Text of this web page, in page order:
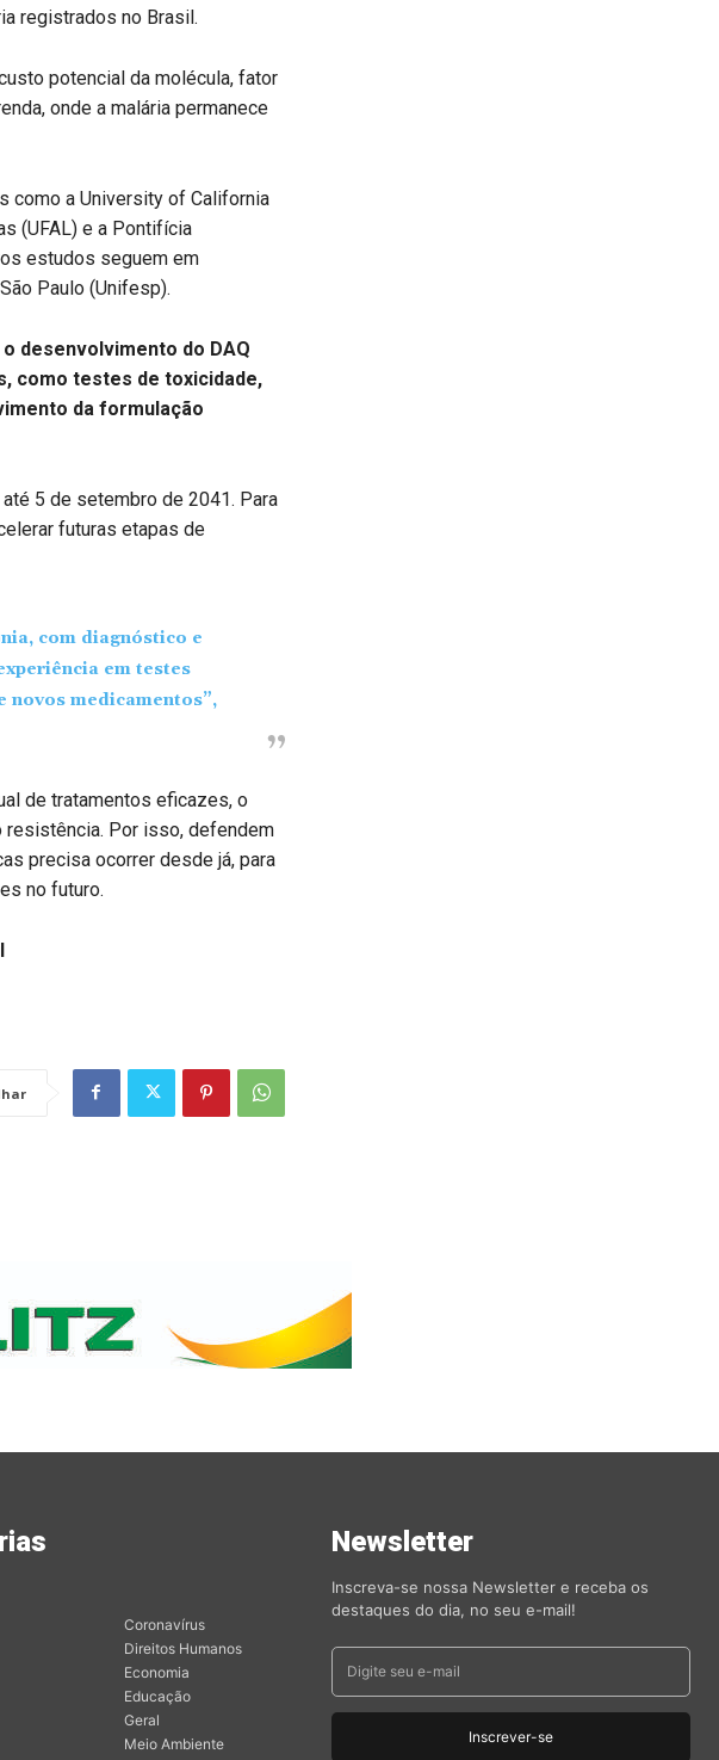
registrados no Brasil.
potencial da molécula, fator
onde a malária permanece
como a University of California
(UFAL) e a Pontifícia
estudos seguem em
Paulo (Unifesp).
desenvolvimento do DAQ
como testes de toxicidade,
da formulação
5 de setembro de 2041. Para
futuras etapas de
com diagnóstico e
em testes
novos medicamentos”,
de tratamentos eficazes, o
resistência. Por isso, defendem
precisa ocorrer desde já, para
no futuro.
Coronavírus
Direitos Humanos
Economia
Educação
Geral
Meio Ambiente
Newsletter
Inscreva-se nossa Newsletter e receba os
destaques do dia, no seu e-mail!
Inscrever-se